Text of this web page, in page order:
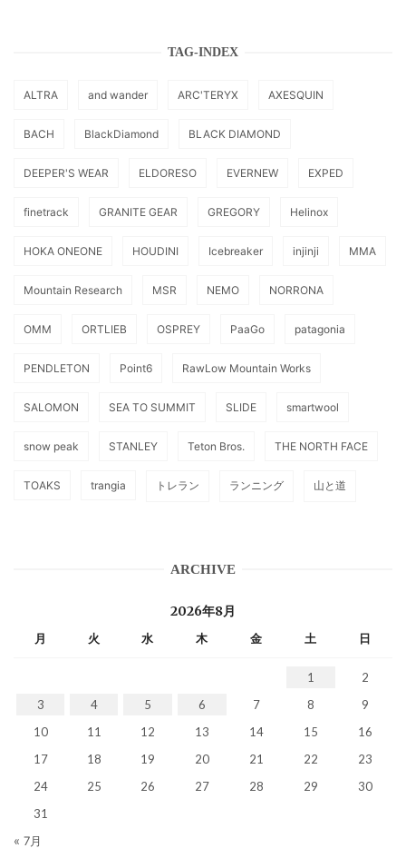
TAG-INDEX
ALTRA and wander ARC'TERYX AXESQUIN
BACH BlackDiamond BLACK DIAMOND
DEEPER'S WEAR ELDORESO EVERNEW EXPED
finetrack GRANITE GEAR GREGORY Helinox
HOKA ONEONE HOUDINI Icebreaker injinji MMA
Mountain Research MSR NEMO NORRONA
OMM ORTLIEB OSPREY PaaGo patagonia
PENDLETON Point6 RawLow Mountain Works
SALOMON SEA TO SUMMIT SLIDE smartwool
snow peak STANLEY Teton Bros. THE NORTH FACE
TOAKS trangia トレラン ランニング 山と道
ARCHIVE
2026年8月
月 火 水 木 金 土 日
1
2
3
4 5 6 7 8
9
10
11 12 13 14 15
16
17
18 19 20 21 22
23
24
25 26 27 28 29
30
31
« 7月